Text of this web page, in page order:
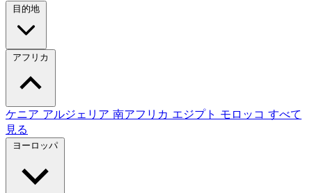
目的地
アフリカ
ケニア アルジェリア 南アフリカ エジプト モロッコ すべて
見る
ヨーロッパ